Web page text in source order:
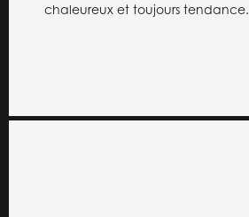
chaleureux et toujours tendance.